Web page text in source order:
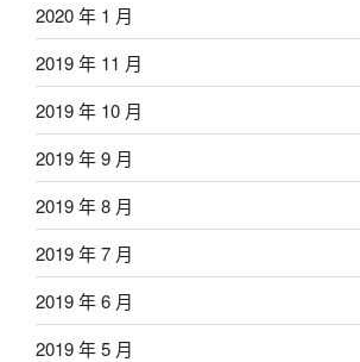
2020 年 1 月
2019 年 11 月
2019 年 10 月
2019 年 9 月
2019 年 8 月
2019 年 7 月
2019 年 6 月
2019 年 5 月